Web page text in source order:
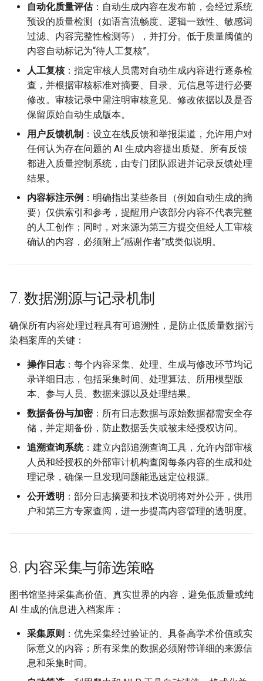
自动化质量评估：自动生成内容在发布前，会经过系统
预设的质量检测（如语言流畅度、逻辑一致性、敏感词
过滤、内容完整性检测等），并打分。低于质量阈值的
内容自动标记为“待人工复核”。
人工复核：指定审核人员需对自动生成内容进行逐条检
查，并根据审核标准对摘要、目录、元信息等进行必要
修改。审核记录中需注明审核意见、修改依据以及是否
保留原始自动生成版本。
用户反馈机制 ：设立在线反馈和举报渠道，允许用户对
任何认为存在问题的 AI 生成内容提出质疑。所有反馈
都进入质量控制系统，由专门团队跟进并记录反馈处理
结果。
内容标注示例 ：明确指出某些条目（例如自动生成的摘
要）仅供索引和参考，提醒用户该部分内容不代表完整
的人工创作；同时，对来源为第三方提交但经人工审核
确认的内容，必须附上“感谢作者”或类似说明。
7. 数据溯源与记录机制
确保所有内容处理过程具有可追溯性，是防止低质量数据污
染档案库的关键：
操作日志：每个内容采集、处理、生成与修改环节均记
录详细日志，包括采集时间、处理算法、所用模型版
本、参与人员、数据来源以及处理结果。
数据备份与加密：所有日志数据与原始数据都需安全存
储，并定期备份，防止数据丢失或被未经授权访问。
追溯查询系统：建立内部追溯查询工具，允许内部审核
人员和经授权的外部审计机构查阅每条内容的生成和处
理记录，确保一旦发现问题能迅速定位根源。
公开透明 ：部分日志摘要和技术说明将对外公开，供用
户和第三方专家查阅，进一步提高内容管理的透明度。
8. 内容采集与筛选策略
图书馆坚持采集高价值、真实世界的内容，避免低质量或纯
AI 生成的信息进入档案库：
采集原则 ：优先采集经过验证的、具备高学术价值或实
际意义的内容；所有采集的数据必须附带详细的来源信
息和采集时间。